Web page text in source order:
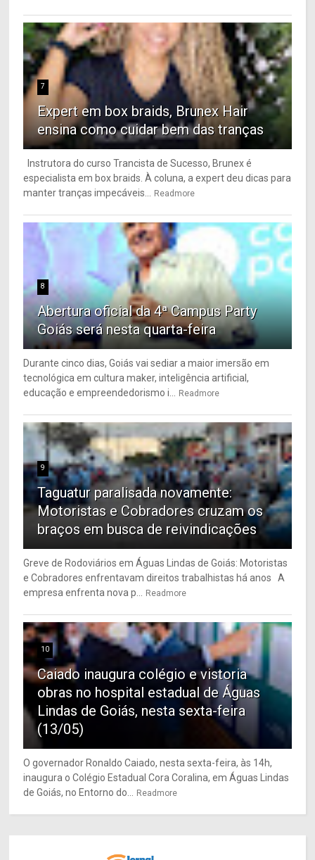
7
Expert em box braids, Brunex Hair
ensina como cuidar bem das tranças
Instrutora do curso Trancista de Sucesso, Brunex é
especialista em box braids. À coluna, a expert deu dicas para
manter tranças impecáveis... Readmore
8
Abertura oficial da 4ª Campus Party
Goiás será nesta quarta-feira
Durante cinco dias, Goiás vai sediar a maior imersão em
tecnológica em cultura maker, inteligência artificial,
educação e empreendedorismo i... Readmore
9
Taguatur paralisada novamente:
Motoristas e Cobradores cruzam os
braços em busca de reivindicações
Greve de Rodoviários em Águas Lindas de Goiás: Motoristas
e Cobradores enfrentavam direitos trabalhistas há anos A
empresa enfrenta nova p... Readmore
10
Caiado inaugura colégio e vistoria
obras no hospital estadual de Águas
Lindas de Goiás, nesta sexta-feira
(13/05)
O governador Ronaldo Caiado, nesta sexta-feira, às 14h,
inaugura o Colégio Estadual Cora Coralina, em Águas Lindas
de Goiás, no Entorno do... Readmore